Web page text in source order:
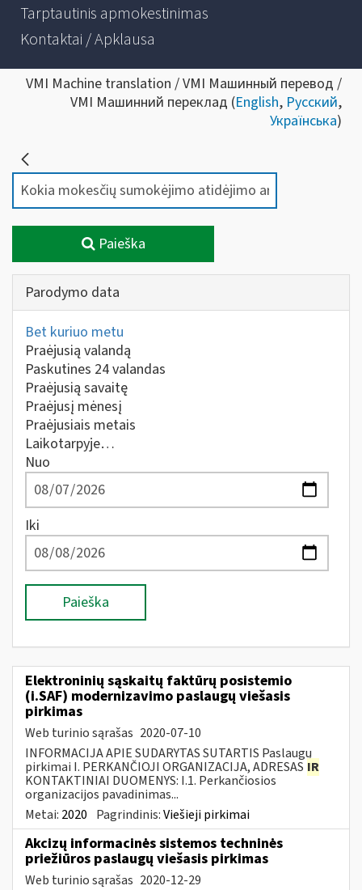
Tarptautinis apmokestinimas
Kontaktai / Apklausa
VMI Machine translation / VMI Машинный перевод /
VMI Машинний переклад (English, Русский,
Українська)
Paieška
Parodymo data
Bet kuriuo metu
Praėjusią valandą
Paskutines 24 valandas
Praėjusią savaitę
Praėjusį mėnesį
Praėjusiais metais
Laikotarpyje…
Nuo
Iki
Paieška
Elektroninių sąskaitų faktūrų posistemio
(i.SAF) modernizavimo paslaugų viešasis
pirkimas
Web turinio sąrašas 2020-07-10
INFORMACIJA APIE SUDARYTAS SUTARTIS Paslaugų
pirkimai I. PERKANČIOJI ORGANIZACIJA, ADRESAS IR
KONTAKTINIAI DUOMENYS: I.1. Perkančiosios
organizacijos pavadinimas...
Metai: 2020 Pagrindinis:Viešieji pirkimai
Akcizų informacinės sistemos techninės
priežiūros paslaugų viešasis pirkimas
Web turinio sąrašas 2020-12-29